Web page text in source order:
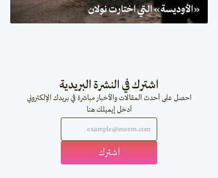
«الأوديسة» التي اختارت نولان
اشترك في النشرة البريدية
احصل على أحدث المقالات والأخبار مباشرة في بريدك الإلكتروني
أدخل إيميلك هنا